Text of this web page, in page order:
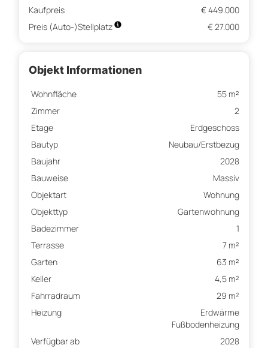
Kaufpreis
€ 449.000
Preis (Auto-)Stellplatz
€ 27.000
Objekt Informationen
Wohnfläche
55 m²
Zimmer
2
Etage
Erdgeschoss
Bautyp
Neubau/Erstbezug
Baujahr
2028
Bauweise
Massiv
Objektart
Wohnung
Objekttyp
Gartenwohnung
Badezimmer
1
Terrasse
7 m²
Garten
63 m²
Keller
4,5 m²
Fahrradraum
29 m²
Heizung
Erdwärme
Fußbodenheizung
Verfügbar ab
2028